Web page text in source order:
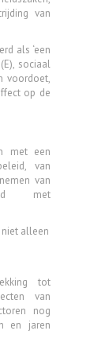
van
als ‘een
sociaal
voordoet,
op de
met een
van
van
met
alleen
tot
van
nog
en jaren